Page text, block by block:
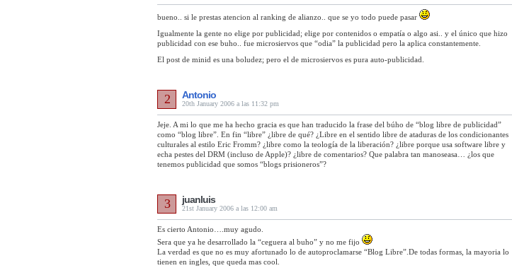
bueno.. si le prestas atencion al ranking de alianzo.. que se yo todo puede pasar
Igualmente la gente no elige por publicidad; elige por contenidos o empatía o algo asi.. y el único que hizo
publicidad con ese buho.. fue microsiervos que “odia” la publicidad pero la aplica constantemente.
El post de minid es una boludez; pero el de microsiervos es pura auto-publicidad.
Antonio
20th January 2006 a las 11:32 pm
2
Jeje. A mi lo que me ha hecho gracia es que han traducido la frase del búho de “blog libre de publicidad”
como “blog libre”. En fin “libre” ¿libre de qué? ¿Libre en el sentido libre de ataduras de los condicionantes
culturales al estilo Eric Fromm? ¿libre como la teología de la liberación? ¿libre porque usa software libre y
echa pestes del DRM (incluso de Apple)? ¿libre de comentarios? Que palabra tan manoseasa… ¿los que
tenemos publicidad que somos “blogs prisioneros”?
juanluis
21st January 2006 a las 12:00 am
3
Es cierto Antonio….muy agudo.
Sera que ya he desarrollado la “ceguera al buho” y no me fijo
La verdad es que no es muy afortunado lo de autoproclamarse “Blog Libre”.De todas formas, la mayoria lo
tienen en ingles, que queda mas cool.